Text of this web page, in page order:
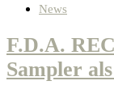
News
F.D.A.
Sampler